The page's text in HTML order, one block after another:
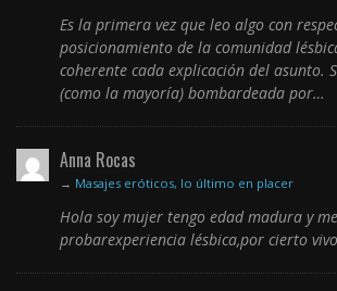
Es la primera vez que leo algo con
posicionamiento de la comunidad
coherente cada explicación del asunto.
(como la mayoría) bombardeada por…
Anna Rocas
→ Masajes eróticos, lo último en placer
Hola soy mujer tengo edad madura y
probarexperiencia lésbica,por cierto